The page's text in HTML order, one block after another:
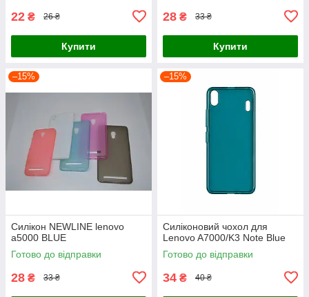
22 ₴ 26 ₴
Купити
28 ₴ 33 ₴
Купити
–15%
Силікон NEWLINE lenovo
a5000 BLUE
Готово до відправки
28 ₴ 33 ₴
–15%
Силіконовий чохол для
Lenovo A7000/K3 Note Blue
Готово до відправки
34 ₴ 40 ₴